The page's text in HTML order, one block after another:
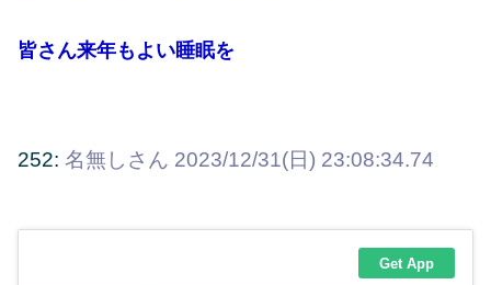
皆さん来年もよい睡眠を
252: 名無しさん 2023/12/31(日) 23:08:34.74